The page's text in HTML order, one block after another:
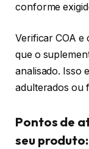
conforme
Verificar COA e
que o
analisado. Isso
adulterados ou
Pontos de
seu produto: